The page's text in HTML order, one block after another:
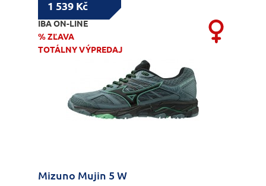
1 539 Kč
IBA ON-LINE
% ZĽAVA
TOTÁLNY VÝPREDAJ
Mizuno Mujin 5 W